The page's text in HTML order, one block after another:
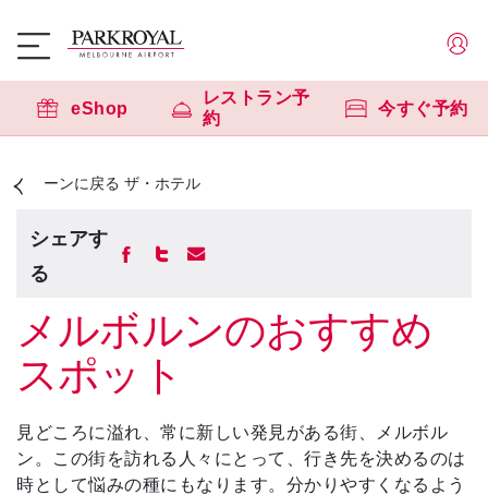
eShop
レストラン予
約
今すぐ予約
ーンに戻る ザ・ホテル
シェアす
る
メルボルンのおすすめ
スポット
見どころに溢れ、常に新しい発見がある街、メルボル
ン。この街を訪れる人々にとって、行き先を決めるのは
時として悩みの種にもなります。分かりやすくなるよう